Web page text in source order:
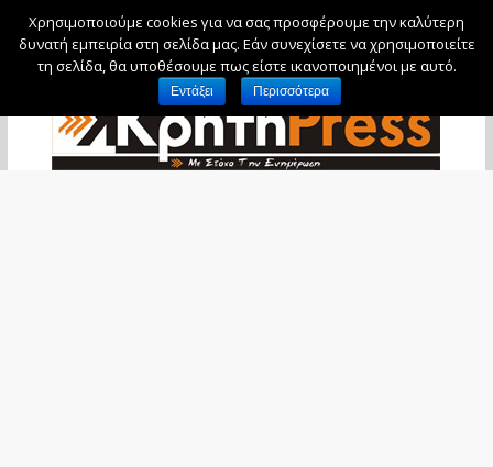
Κυριακή, 9 Αυγούστου, 2026
Χρησιμοποιούμε cookies για να σας προσφέρουμε την καλύτερη
δυνατή εμπειρία στη σελίδα μας. Εάν συνεχίσετε να χρησιμοποιείτε
τη σελίδα, θα υποθέσουμε πως είστε ικανοποιημένοι με αυτό.
Εντάξει Περισσότερα